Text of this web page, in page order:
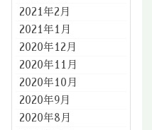
2021年2月
2021年1月
2020年12月
2020年11月
2020年10月
2020年9月
2020年8月